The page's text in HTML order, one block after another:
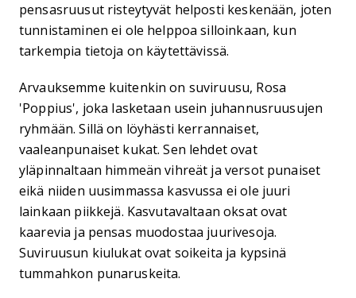
pensasruusut risteytyvät helposti keskenään, joten
tunnistaminen ei ole helppoa silloinkaan, kun
tarkempia tietoja on käytettävissä.
Arvauksemme kuitenkin on suviruusu, Rosa
'Poppius', joka lasketaan usein juhannusruusujen
ryhmään. Sillä on löyhästi kerrannaiset,
vaaleanpunaiset kukat. Sen lehdet ovat
yläpinnaltaan himmeän vihreät ja versot punaiset
eikä niiden uusimmassa kasvussa ei ole juuri
lainkaan piikkejä. Kasvutavaltaan oksat ovat
kaarevia ja pensas muodostaa juurivesoja.
Suviruusun kiulukat ovat soikeita ja kypsinä
tummahkon punaruskeita.